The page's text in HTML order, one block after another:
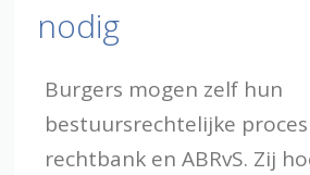
nodig
Burgers mogen zelf hun
bestuursrechtelijke
rechtbank en ABRvS. Zij